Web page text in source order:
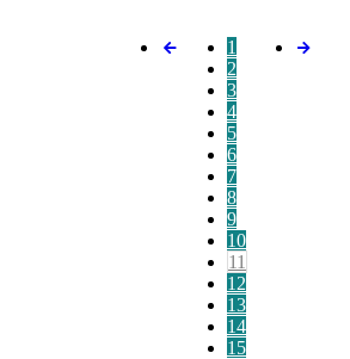
1
2
3
4
5
6
7
8
9
10
11
12
13
14
15